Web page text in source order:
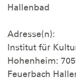
Hallenbad
Adresse(n):
Institut für
Hohenheim:
Feuerbach